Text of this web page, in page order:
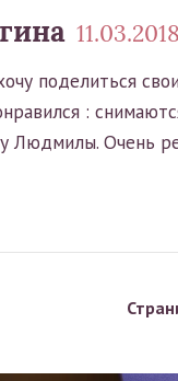
11.03.2018
поделиться
:
Людмилы. Очень